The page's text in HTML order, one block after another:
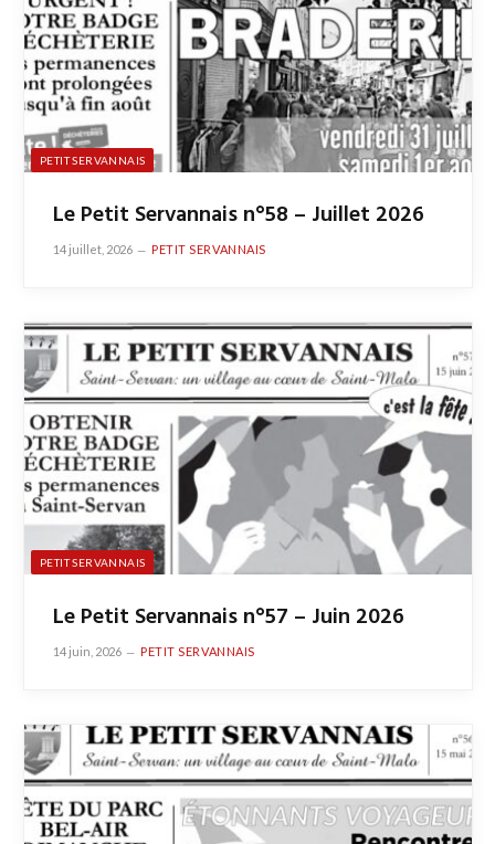
PETIT SERVANNAIS
Le Petit Servannais n°58 – Juillet 2026
14 juillet, 2026 PETIT SERVANNAIS
PETIT SERVANNAIS
Le Petit Servannais n°57 – Juin 2026
14 juin, 2026 PETIT SERVANNAIS